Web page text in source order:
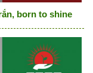
born to shine